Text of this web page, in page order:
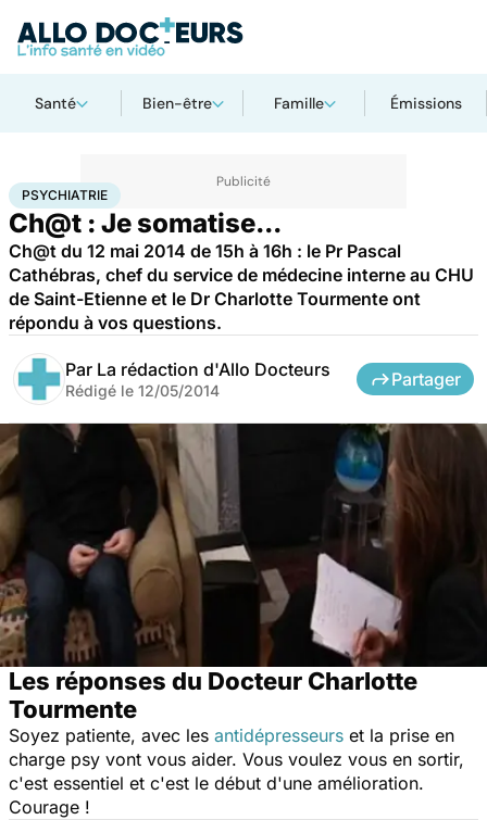
Santé Bien-être Famille Émissions
AccueilBien-être Psychiatrie
PSYCHIATRIE
Ch@t : Je somatise...
Ch@t du 12 mai 2014 de 15h à 16h : le Pr Pascal
Cathébras, chef du service de médecine interne au CHU
de Saint-Etienne et le Dr Charlotte Tourmente ont
répondu à vos questions.
Par La rédaction d'Allo Docteurs
Rédigé le 12/05/2014
Partager
Les réponses du Docteur Charlotte
Tourmente
Soyez patiente, avec les antidépresseurs et la prise en
charge psy vont vous aider. Vous voulez vous en sortir,
c'est essentiel et c'est le début d'une amélioration.
Courage !